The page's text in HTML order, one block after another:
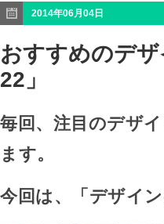
2014年06月04日
おすすめのデ
22」
毎回、注目のデザ
ます。
今回は、「デザイ